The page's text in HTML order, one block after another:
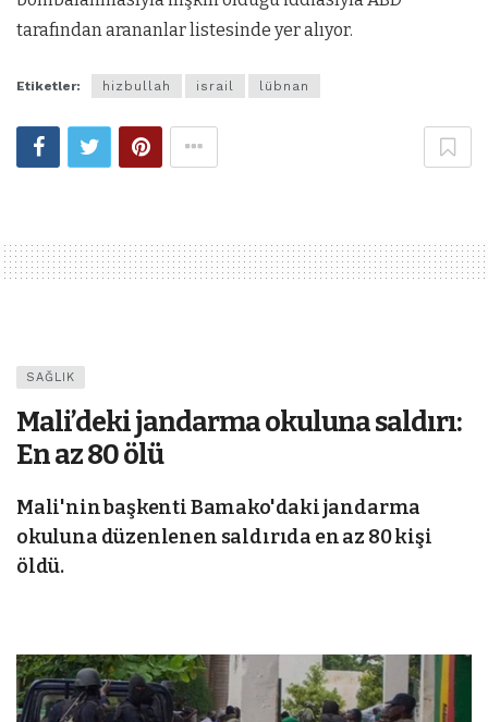
tarafından arananlar listesinde yer alıyor.
Etiketler: hizbullah israil lübnan
SAĞLIK
Mali’deki jandarma okuluna saldırı:
En az 80 ölü
Mali'nin başkenti Bamako'daki jandarma
okuluna düzenlenen saldırıda en az 80 kişi
öldü.